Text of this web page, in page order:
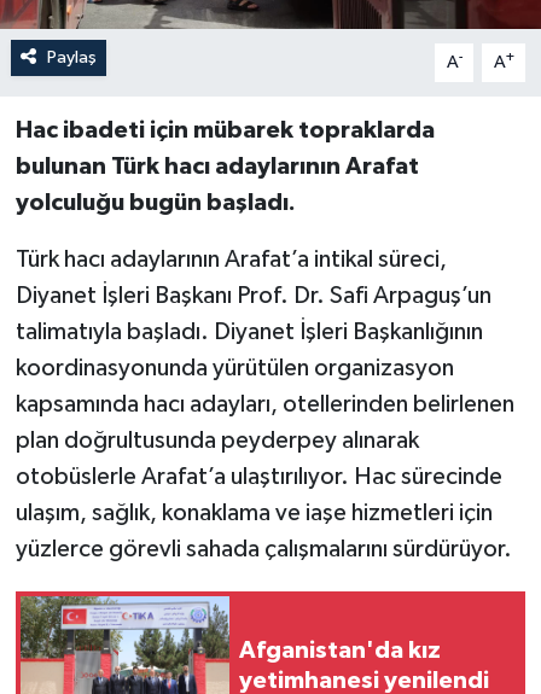
Paylaş A- A+
Hac ibadeti için mübarek topraklarda
bulunan Türk hacı adaylarının Arafat
yolculuğu bugün başladı.
Türk hacı adaylarının Arafat’a intikal süreci,
Diyanet İşleri Başkanı Prof. Dr. Safi Arpaguş’un
talimatıyla başladı. Diyanet İşleri Başkanlığının
koordinasyonunda yürütülen organizasyon
kapsamında hacı adayları, otellerinden belirlenen
plan doğrultusunda peyderpey alınarak
otobüslerle Arafat’a ulaştırılıyor. Hac sürecinde
ulaşım, sağlık, konaklama ve iaşe hizmetleri için
yüzlerce görevli sahada çalışmalarını sürdürüyor.
Afganistan'da kız
yetimhanesi yenilendi